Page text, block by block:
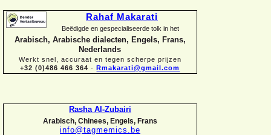
Rahaf Makarati
Beëdigde en gespecialiseerde tolk in het
Arabisch, Arabische dialecten, Engels, Frans,
Nederlands
Werkt snel, accuraat en tegen scherpe prijzen
+32 (0)486 466 364 - Rmakarati@gmail.com
Rasha Al-Zubairi
Arabisch, Chinees, Engels, Frans
info@tagmemics.be